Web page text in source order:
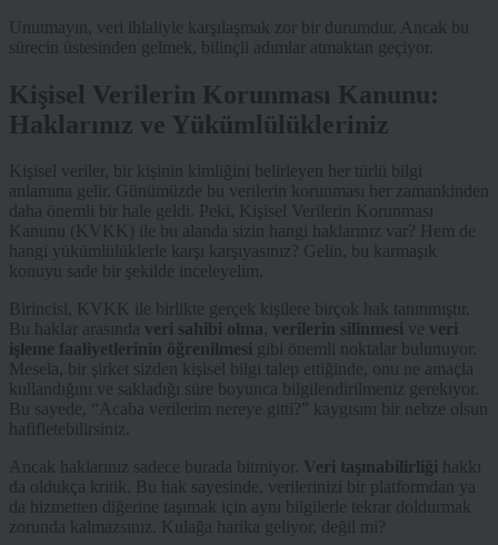
Unutmayın, veri ihlaliyle karşılaşmak zor bir durumdur. Ancak bu
sürecin üstesinden gelmek, bilinçli adımlar atmaktan geçiyor.
Kişisel Verilerin Korunması Kanunu:
Haklarınız ve Yükümlülükleriniz
Kişisel veriler, bir kişinin kimliğini belirleyen her türlü bilgi
anlamına gelir. Günümüzde bu verilerin korunması her zamankinden
daha önemli bir hale geldi. Peki, Kişisel Verilerin Korunması
Kanunu (KVKK) ile bu alanda sizin hangi haklarınız var? Hem de
hangi yükümlülüklerle karşı karşıyasınız? Gelin, bu karmaşık
konuyu sade bir şekilde inceleyelim.
Birincisi, KVKK ile birlikte gerçek kişilere birçok hak tanınmıştır.
Bu haklar arasında veri sahibi olma, verilerin silinmesi ve veri
işleme faaliyetlerinin öğrenilmesi gibi önemli noktalar bulunuyor.
Mesela, bir şirket sizden kişisel bilgi talep ettiğinde, onu ne amaçla
kullandığını ve sakladığı süre boyunca bilgilendirilmeniz gerekiyor.
Bu sayede, “Acaba verilerim nereye gitti?” kaygısını bir nebze olsun
hafifletebilirsiniz.
Ancak haklarınız sadece burada bitmiyor. Veri taşınabilirliği hakkı
da oldukça kritik. Bu hak sayesinde, verilerinizi bir platformdan ya
da hizmetten diğerine taşımak için aynı bilgilerle tekrar doldurmak
zorunda kalmazsınız. Kulağa harika geliyor, değil mi?